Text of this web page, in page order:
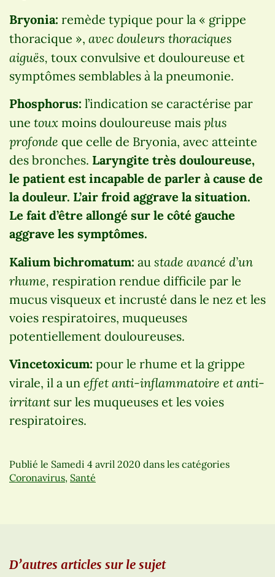
Bryonia: remède typique pour la « grippe
thoracique », avec douleurs thoraciques
aiguës, toux convulsive et douloureuse et
symptômes semblables à la pneumonie.
Phosphorus: l’indication se caractérise par
une toux moins douloureuse mais plus
profonde que celle de Bryonia, avec atteinte
des bronches. Laryngite très douloureuse,
le patient est incapable de parler à cause de
la douleur. L’air froid aggrave la situation.
Le fait d’être allongé sur le côté gauche
aggrave les symptômes.
Kalium bichromatum: au stade avancé d’un
rhume, respiration rendue difficile par le
mucus visqueux et incrusté dans le nez et les
voies respiratoires, muqueuses
potentiellement douloureuses.
Vincetoxicum: pour le rhume et la grippe
virale, il a un effet anti-inflammatoire et anti-
irritant sur les muqueuses et les voies
respiratoires.
Publié le Samedi 4 avril 2020 dans les catégories
Coronavirus, Santé
D’autres articles sur le sujet